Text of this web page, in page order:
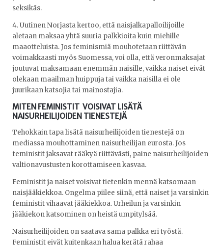
seksikäs.
4. Uutinen Norjasta kertoo, että naisjalkapalloilijoille
aletaan maksaa yhtä suuria palkkioita kuin miehille
maaotteluista. Jos feminismiä mouhotetaan riittävän
voimakkaasti myös Suomessa, voi olla, että veronmaksajat
joutuvat maksamaan enemmän naisille, vaikka naiset eivät
olekaan maailman huippuja tai vaikka naisilla ei ole
juurikaan katsojia tai mainostajia.
MITEN FEMINISTIT VOISIVAT LISÄTÄ
NAISURHEILIJOIDEN TIENESTEJÄ
Tehokkain tapa lisätä naisurheilijoiden tienestejä on
mediassa mouhottaminen naisurheilijan eurosta. Jos
feministit jaksavat rääkyä riittävästi, paine naisurheilijoiden
valtionavustusten korottamiseen kasvaa.
Feministit ja naiset voisivat tietenkin mennä katsomaan
naisjääkiekkoa. Ongelma piilee siinä, että naiset ja varsinkin
feministit vihaavat jääkiekkoa. Urheilun ja varsinkin
jääkiekon katsominen on heistä umpitylsää.
Naisurheilijoiden on saatava sama palkka eri työstä.
Feministit eivät kuitenkaan halua kerätä rahaa